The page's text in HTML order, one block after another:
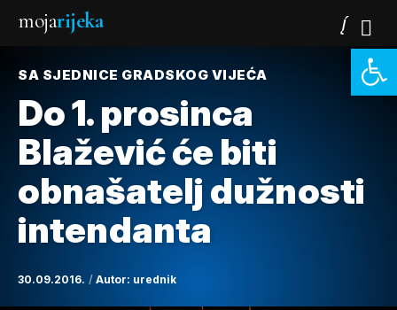
mojarijeka
SA SJEDNICE GRADSKOG VIJEĆA
Do 1. prosinca
Blažević će biti
obnašatelj dužnosti
intendanta
30.09.2016. Autor: urednik